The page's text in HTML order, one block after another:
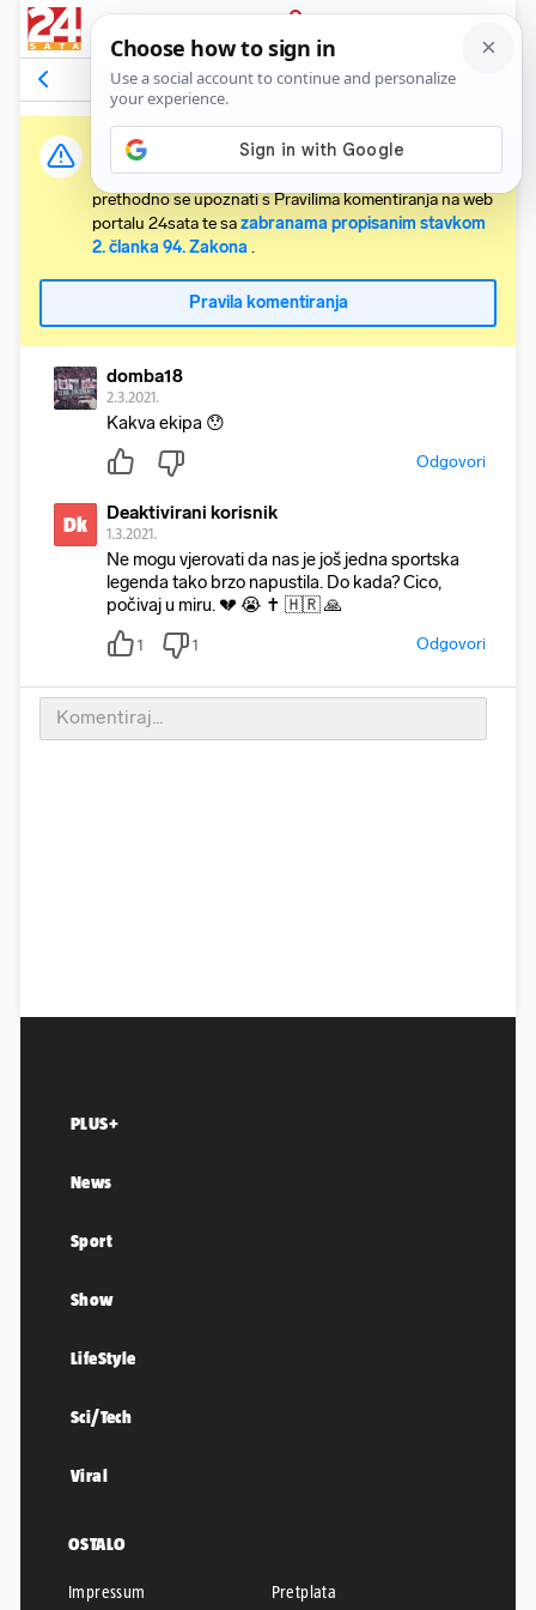
PRIJAVA
Komentari2 Relevantni
Važna obavijest:
Svaki korisnik koji želi komentirati članke obvezan je
prethodno se upoznati s Pravilima komentiranja na web
portalu 24sata te sazabranama propisanim stavkom
2. članka 94. Zakona .
Pravila komentiranja
domba18
2.3.2021.
Kakva ekipa 😯
Odgovori
Dk Deaktivirani korisnik
1.3.2021.
Ne mogu vjerovati da nas je još jedna sportska
legenda tako brzo napustila. Do kada? Cico,
počivaj u miru. 💔 😭 ✝️ 🇭🇷 🙏
1 1 Odgovori
PLUS+
News
Sport
Show
LifeStyle
Sci/Tech
Viral
OSTALO
Impressum Pretplata